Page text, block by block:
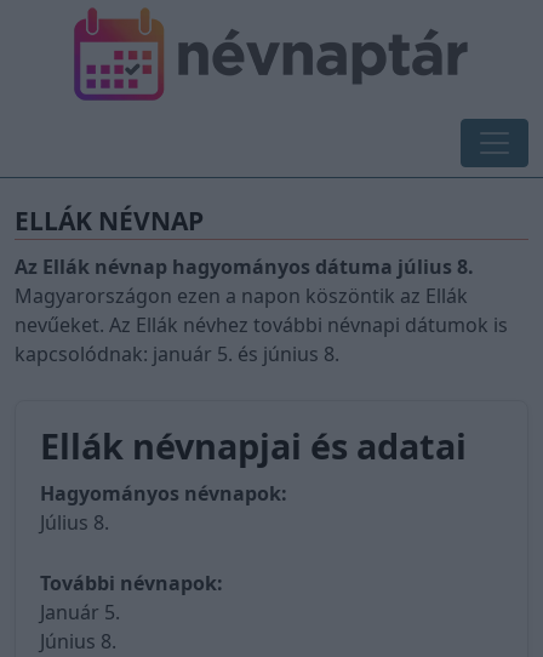
ELLÁK NÉVNAP
Az Ellák névnap hagyományos dátuma július 8.
Magyarországon ezen a napon köszöntik az Ellák
nevűeket. Az Ellák névhez további névnapi dátumok is
kapcsolódnak: január 5. és június 8.
Ellák névnapjai és adatai
Hagyományos névnapok:
Július 8.
További névnapok:
Január 5.
Június 8.